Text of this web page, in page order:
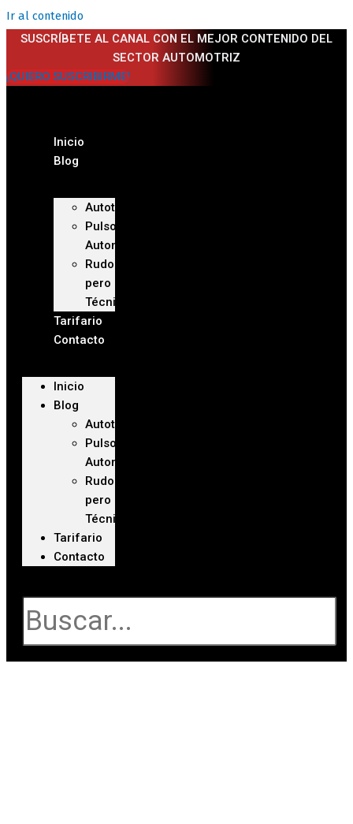
Ir al contenido
SUSCRÍBETE AL CANAL CON EL MEJOR CONTENIDO DEL
SECTOR AUTOMOTRIZ
¡QUIERO SUSCRIBIRME!
Inicio
Blog
Autoteca
Pulso
Automotriz
Rudo
pero
Técnico
Tarifario
Contacto
Inicio
Blog
Autoteca
Pulso
Automotriz
Rudo
pero
Técnico
Tarifario
Contacto